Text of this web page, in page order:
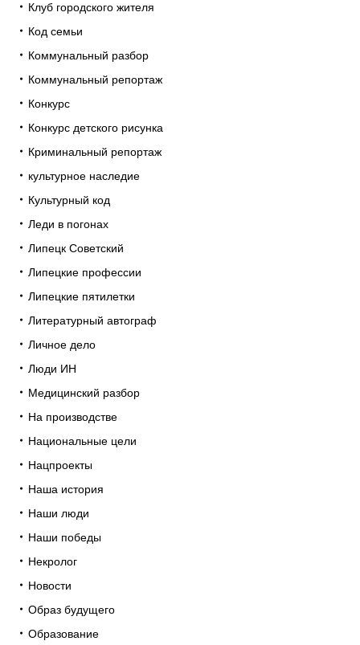
Клуб городского жителя
Код семьи
Коммунальный разбор
Коммунальный репортаж
Конкурс
Конкурс детского рисунка
Криминальный репортаж
культурное наследие
Культурный код
Леди в погонах
Липецк Советский
Липецкие профессии
Липецкие пятилетки
Литературный автограф
Личное дело
Люди ИН
Медицинский разбор
На производстве
Национальные цели
Нацпроекты
Наша история
Наши люди
Наши победы
Некролог
Новости
Образ будущего
Образование